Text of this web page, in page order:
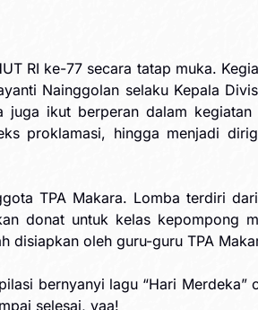
RI ke-77 secara tatap muka.
Nainggolan selaku Kepala
juga ikut berperan dalam
proklamasi, hingga menjadi
TPA Makara. Lomba terdiri
donat untuk kelas kepompong
disiapkan oleh guru-guru TPA
bernyanyi lagu “Hari Merdeka”
selesai, yaa!